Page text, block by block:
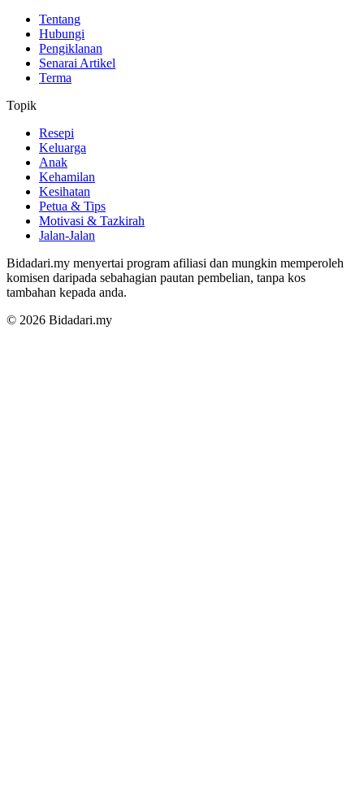
Tentang
Hubungi
Pengiklanan
Senarai Artikel
Terma
Topik
Resepi
Keluarga
Anak
Kehamilan
Kesihatan
Petua & Tips
Motivasi & Tazkirah
Jalan-Jalan
Bidadari.my menyertai program afiliasi dan mungkin memperoleh
komisen daripada sebahagian pautan pembelian, tanpa kos
tambahan kepada anda.
© 2026 Bidadari.my